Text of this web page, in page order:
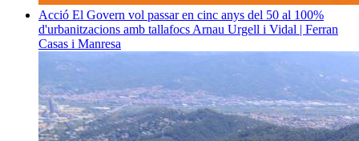
Acció El Govern vol passar en cinc anys del 50 al 100%
d'urbanitzacions amb tallafocs Arnau Urgell i Vidal | Ferran
Casas i Manresa